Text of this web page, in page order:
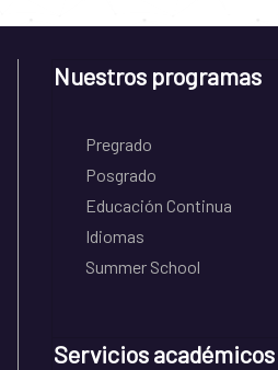
Nuestros programas
Pregrado
Posgrado
Educación Continua
Idiomas
Summer School
Servicios académicos